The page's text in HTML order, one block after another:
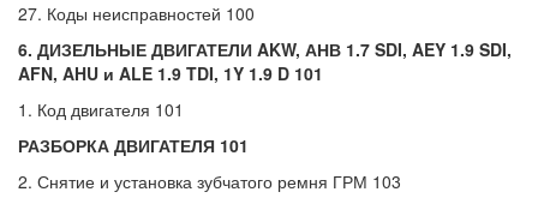
27. Коды неисправностей 100
6. ДИЗЕЛЬНЫЕ ДВИГАТЕЛИ AKW, АНВ 1.7 SDI, AEY 1.9 SDI,
AFN, AHU и ALE 1.9 TDI, 1Y 1.9 D 101
1. Код двигателя 101
РАЗБОРКА ДВИГАТЕЛЯ 101
2. Снятие и установка зубчатого ремня ГРМ 103